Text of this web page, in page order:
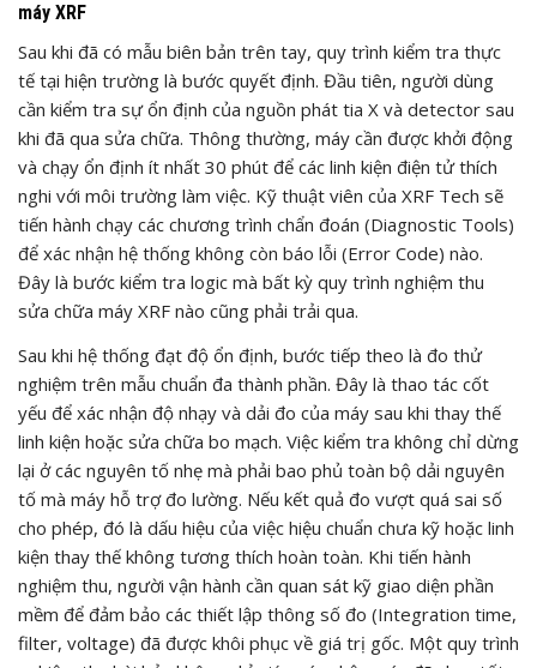
máy XRF
Sau khi đã có mẫu biên bản trên tay, quy trình kiểm tra thực
tế tại hiện trường là bước quyết định. Đầu tiên, người dùng
cần kiểm tra sự ổn định của nguồn phát tia X và detector sau
khi đã qua sửa chữa. Thông thường, máy cần được khởi động
và chạy ổn định ít nhất 30 phút để các linh kiện điện tử thích
nghi với môi trường làm việc. Kỹ thuật viên của XRF Tech sẽ
tiến hành chạy các chương trình chẩn đoán (Diagnostic Tools)
để xác nhận hệ thống không còn báo lỗi (Error Code) nào.
Đây là bước kiểm tra logic mà bất kỳ quy trình nghiệm thu
sửa chữa máy XRF nào cũng phải trải qua.
Sau khi hệ thống đạt độ ổn định, bước tiếp theo là đo thử
nghiệm trên mẫu chuẩn đa thành phần. Đây là thao tác cốt
yếu để xác nhận độ nhạy và dải đo của máy sau khi thay thế
linh kiện hoặc sửa chữa bo mạch. Việc kiểm tra không chỉ dừng
lại ở các nguyên tố nhẹ mà phải bao phủ toàn bộ dải nguyên
tố mà máy hỗ trợ đo lường. Nếu kết quả đo vượt quá sai số
cho phép, đó là dấu hiệu của việc hiệu chuẩn chưa kỹ hoặc linh
kiện thay thế không tương thích hoàn toàn. Khi tiến hành
nghiệm thu, người vận hành cần quan sát kỹ giao diện phần
mềm để đảm bảo các thiết lập thông số đo (Integration time,
filter, voltage) đã được khôi phục về giá trị gốc. Một quy trình